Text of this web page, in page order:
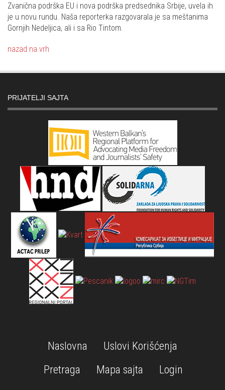
Zvanična podrška EU i nova podrška predsednika Srbije, uvela ih
je u novu rundu. Naša reporterka razgovarala je sa meštanima
Gornjih Nedeljica, ali i sa Rio Tintom.
nazad na vrh
PRIJATELJI SAJTA
Naslovna
Uslovi Korišćenja
Pretraga
Mapa sajta Login